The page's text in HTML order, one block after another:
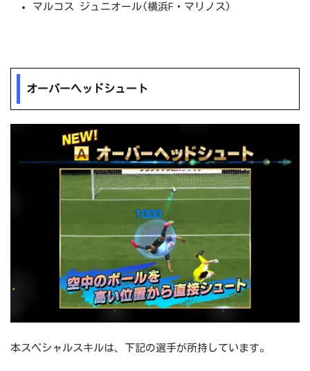
マルコス ジュニオール(横浜F・マリノス)
オーバーヘッドシュート
本スペシャルスキルは、下記の選手が所持しています。